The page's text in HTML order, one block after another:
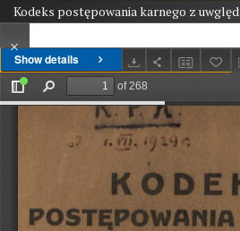
Show details
Kodeks postępowania karnego z